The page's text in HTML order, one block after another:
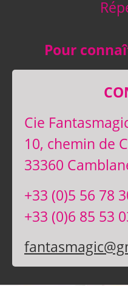
Pour
Cie
10, chemin de
33360
+33 (0)5 56 78
+33 (0)6 85 53